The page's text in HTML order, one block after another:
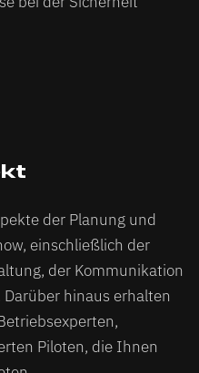
der Planung und
einschließlich der
der Kommunikation
hinaus erhalten
Piloten, die Ihnen